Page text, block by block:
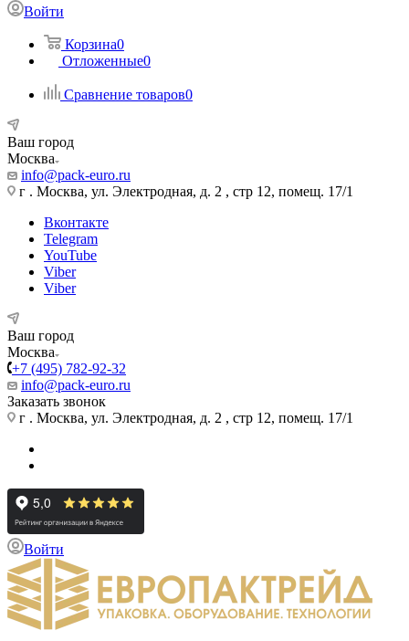
Войти
Корзина0
Отложенные0
Сравнение товаров0
Ваш город
Москва
info@pack-euro.ru
г . Москва, ул. Электродная, д. 2 , стр 12, помещ. 17/1
Вконтакте
Telegram
YouTube
Viber
Viber
Ваш город
Москва
+7 (495) 782-92-32
info@pack-euro.ru
Заказать звонок
г . Москва, ул. Электродная, д. 2 , стр 12, помещ. 17/1
Войти